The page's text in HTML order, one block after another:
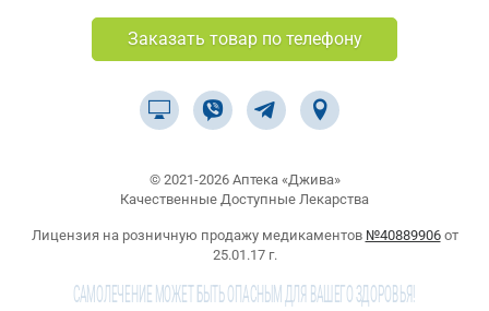
Заказать товар по телефону
© 2021-2026 Аптека «Джива»
Качественные Доступные Лекарства
Лицензия на розничную продажу медикаментов №40889906от
25.01.17 г.
САМОЛЕЧЕНИЕ МОЖЕТ БЫТЬ ОПАСНЫМ ДЛЯ ВАШЕГО ЗДОРОВЬЯ!